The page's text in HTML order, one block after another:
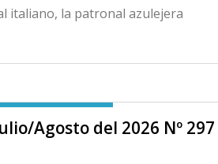
italiano, la patronal azulejera
Agosto del 2026 Nº 297